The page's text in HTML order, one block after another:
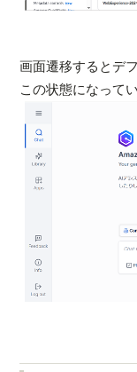
画面遷移するとデ
この状態になって